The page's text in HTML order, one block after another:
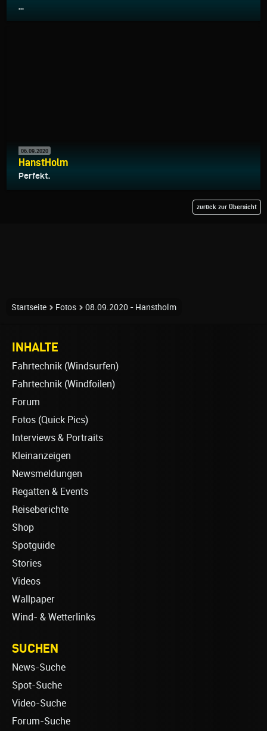
...
06.09.2020
HanstHolm
Perfekt.
zurück zur Übersicht
Startseite Fotos 08.09.2020 - Hanstholm
INHALTE
Fahrtechnik (Windsurfen)
Fahrtechnik (Windfoilen)
Forum
Fotos (Quick Pics)
Interviews & Portraits
Kleinanzeigen
Newsmeldungen
Regatten & Events
Reiseberichte
Shop
Spotguide
Stories
Videos
Wallpaper
Wind- & Wetterlinks
SUCHEN
News-Suche
Spot-Suche
Video-Suche
Forum-Suche